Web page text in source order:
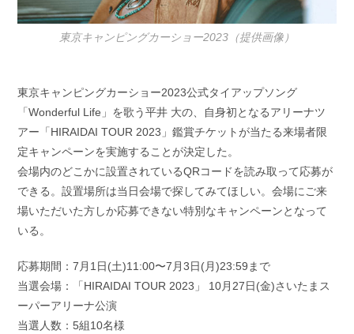
東京キャンピングカーショー2023（提供画像）
東京キャンピングカーショー2023公式タイアップソング
「Wonderful Life」を歌う平井 大の、自身初となるアリーナツ
アー「HIRAIDAI TOUR 2023」鑑賞チケットが当たる来場者限
定キャンペーンを実施することが決定した。
会場内のどこかに設置されているQRコードを読み取って応募が
できる。設置場所は当日会場で探してみてほしい。会場にご来
場いただいた方しか応募できない特別なキャンペーンとなって
いる。
応募期間：7月1日(土)11:00〜7月3日(月)23:59まで
当選会場：「HIRAIDAI TOUR 2023」 10月27日(金)さいたまス
ーパーアリーナ公演
当選人数：5組10名様